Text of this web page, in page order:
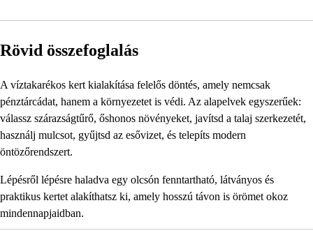
Rövid összefoglalás
A víztakarékos kert kialakítása felelős döntés, amely nemcsak
pénztárcádat, hanem a környezetet is védi. Az alapelvek egyszerűek:
válassz szárazságtűrő, őshonos növényeket, javítsd a talaj szerkezetét,
használj mulcsot, gyűjtsd az esővizet, és telepíts modern
öntözőrendszert.
Lépésről lépésre haladva egy olcsón fenntartható, látványos és
praktikus kertet alakíthatsz ki, amely hosszú távon is örömet okoz
mindennapjaidban.